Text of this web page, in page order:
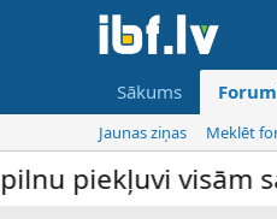
Sākums
Jaunas ziņas Meklēt